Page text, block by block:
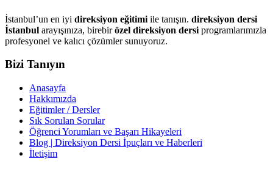
İstanbul’un en iyi direksiyon eğitimi ile tanışın. direksiyon dersi
İstanbul arayışınıza, birebirözel direksiyon dersi programlarımızla
profesyonel ve kalıcı çözümler sunuyoruz.
Bizi Tanıyın
Anasayfa
Hakkımızda
Eğitimler / Dersler
Sık Sorulan Sorular
Öğrenci Yorumları ve Başarı Hikayeleri
Blog | Direksiyon Dersi İpuçları ve Haberleri
İletişim